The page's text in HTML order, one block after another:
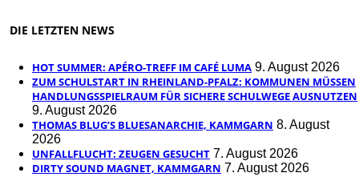
DIE LETZTEN NEWS
HOT SUMMER: APÉRO-TREFF IM CAFÉ LUMA 9. August 2026
ZUM SCHULSTART IN RHEINLAND-PFALZ: KOMMUNEN MÜSSEN
HANDLUNGSSPIELRAUM FÜR SICHERE SCHULWEGE AUSNUTZEN
9. August 2026
THOMAS BLUG’S BLUESANARCHIE, KAMMGARN 8. August
2026
UNFALLFLUCHT: ZEUGEN GESUCHT 7. August 2026
DIRTY SOUND MAGNET, KAMMGARN 7. August 2026